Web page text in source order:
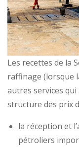
Les recettes de la
raffinage (lorsque
autres services
structure des prix
la réception et
pétroliers